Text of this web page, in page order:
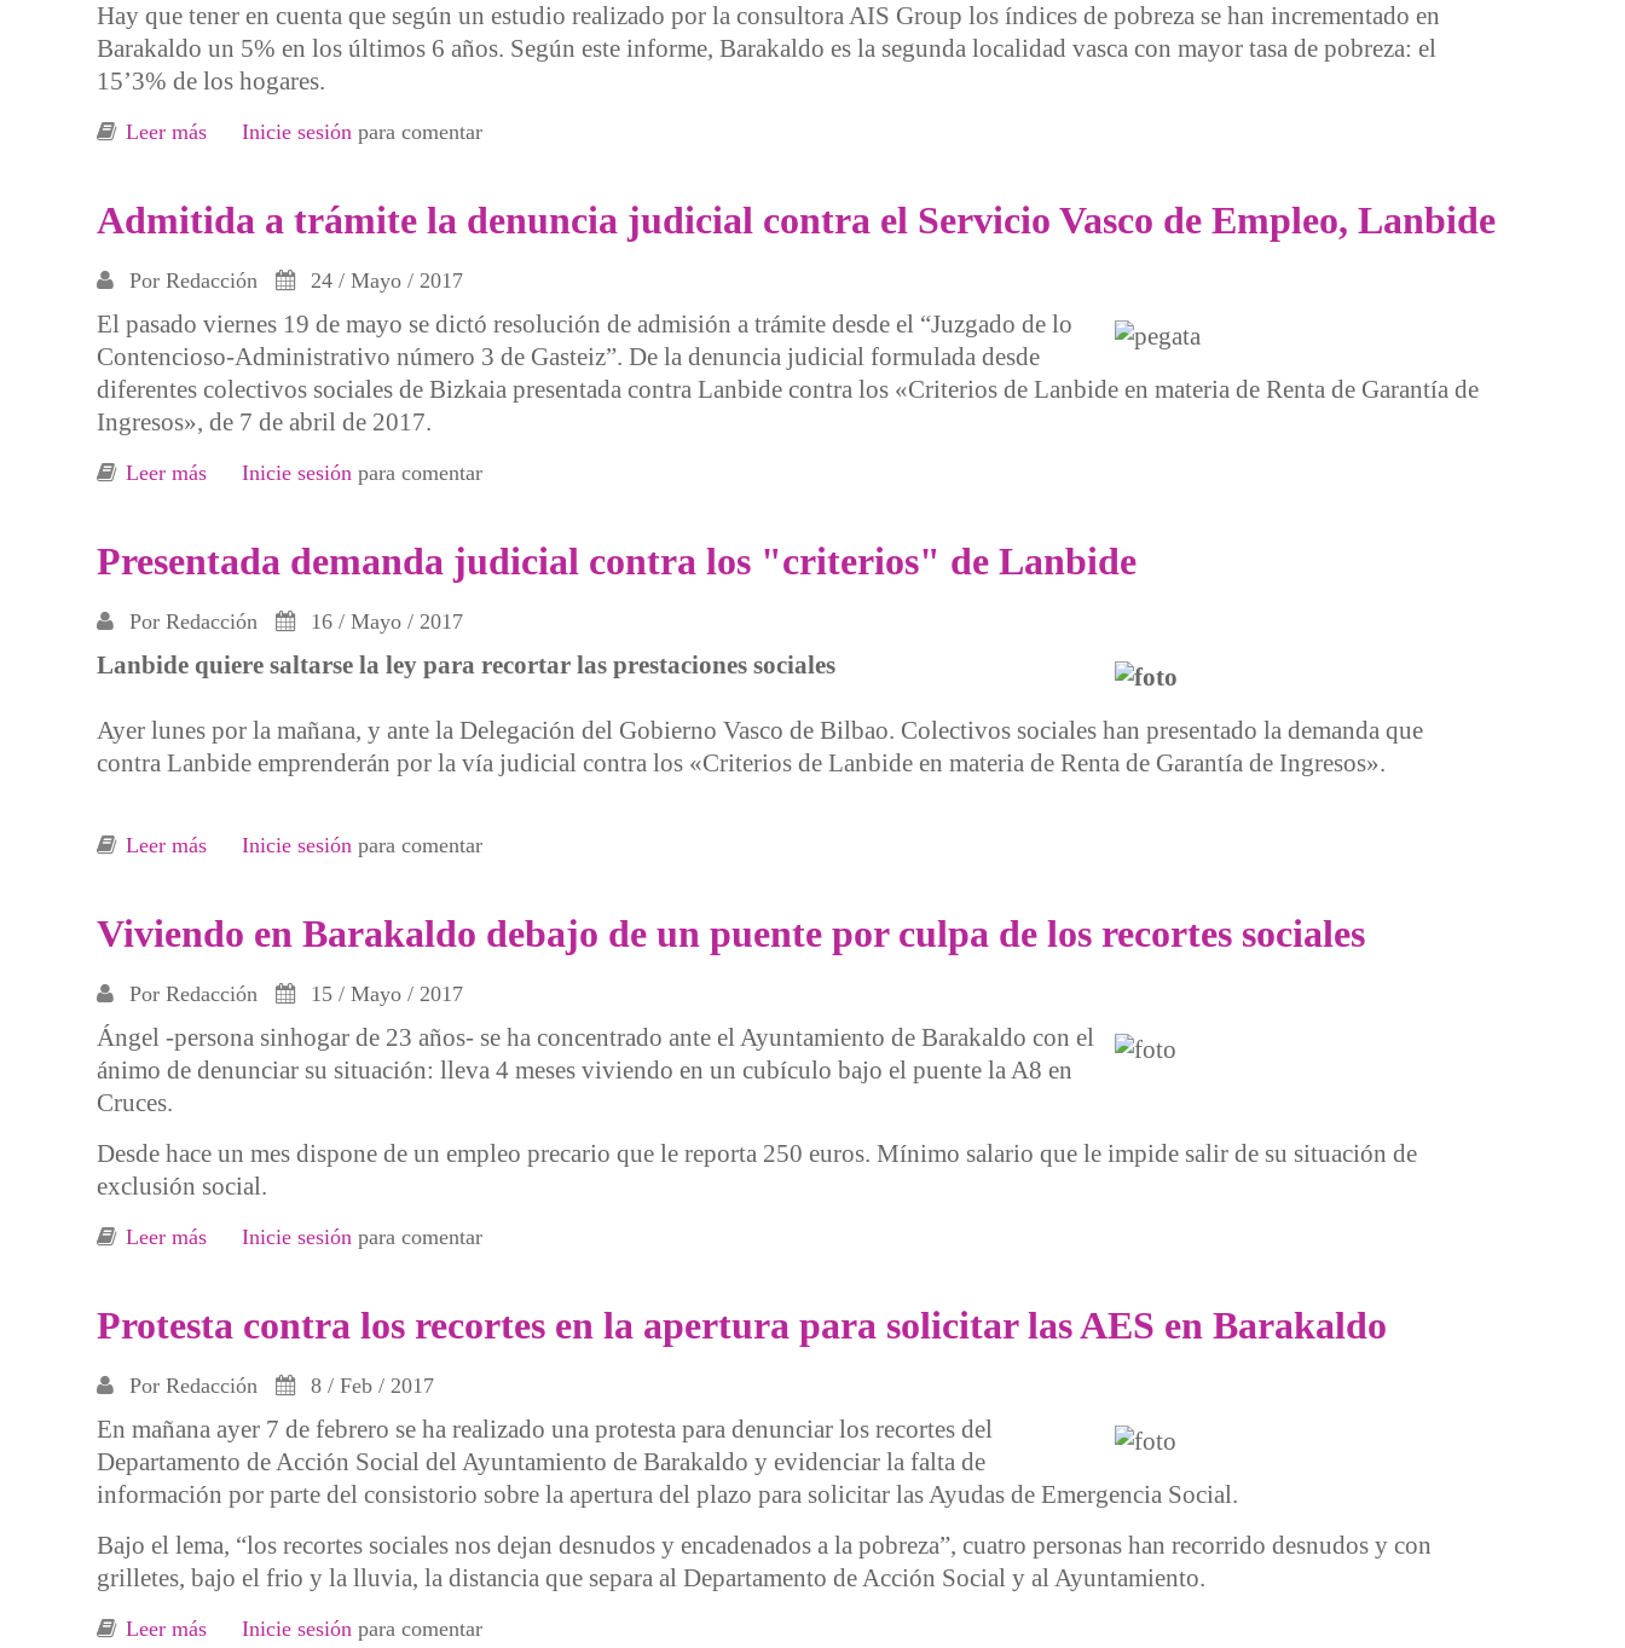
Hay que tener en cuenta que según un estudio realizado por la consultora AIS Group los índices de pobreza se han incrementado en
Barakaldo un 5% en los últimos 6 años. Según este informe, Barakaldo es la segunda localidad vasca con mayor tasa de pobreza: el
15’3% de los hogares.
Leer más sobre Movilización por al aumento de recortes sociales en Barakaldo
Inicie sesión para comentar
Admitida a trámite la denuncia judicial contra el Servicio Vasco de Empleo, Lanbide
Por Redacción 24 / Mayo / 2017
El pasado viernes 19 de mayo se dictó resolución de admisión a trámite desde el “Juzgado de lo
Contencioso-Administrativo número 3 de Gasteiz”. De la denuncia judicial formulada desde
diferentes colectivos sociales de Bizkaia presentada contra Lanbide contra los «Criterios de Lanbide en materia de Renta de Garantía de
Ingresos», de 7 de abril de 2017.
Leer más sobre Admitida a trámite la denuncia judicial contra el Servicio Vasco de Empleo, Lanbide
Inicie sesión para comentar
Presentada demanda judicial contra los "criterios" de Lanbide
Por Redacción 16 / Mayo / 2017
Lanbide quiere saltarse la ley para recortar las prestaciones sociales
Ayer lunes por la mañana, y ante la Delegación del Gobierno Vasco de Bilbao. Colectivos sociales han presentado la demanda que
contra Lanbide emprenderán por la vía judicial contra los «Criterios de Lanbide en materia de Renta de Garantía de Ingresos».
Leer más sobre Presentada demanda judicial contra los "criterios" de Lanbide
Inicie sesiónpara comentar
Viviendo en Barakaldo debajo de un puente por culpa de los recortes sociales
Por Redacción 15 / Mayo / 2017
Ángel -persona sinhogar de 23 años- se ha concentrado ante el Ayuntamiento de Barakaldo con el
ánimo de denunciar su situación: lleva 4 meses viviendo en un cubículo bajo el puente la A8 en
Cruces.
Desde hace un mes dispone de un empleo precario que le reporta 250 euros. Mínimo salario que le impide salir de su situación de
exclusión social.
Leer más sobre Viviendo en Barakaldo debajo de un puente por culpa de los recortes sociales
Inicie sesiónpara comentar
Protesta contra los recortes en la apertura para solicitar las AES en Barakaldo
Por Redacción 8 / Feb / 2017
En mañana ayer 7 de febrero se ha realizado una protesta para denunciar los recortes del
Departamento de Acción Social del Ayuntamiento de Barakaldo y evidenciar la falta de
información por parte del consistorio sobre la apertura del plazo para solicitar las Ayudas de Emergencia Social.
Bajo el lema, “los recortes sociales nos dejan desnudos y encadenados a la pobreza”, cuatro personas han recorrido desnudos y con
grilletes, bajo el frio y la lluvia, la distancia que separa al Departamento de Acción Social y al Ayuntamiento.
Leer más sobre Protesta contra los recortes en la apertura para solicitar las AES en Barakaldo
Inicie sesión para comentar